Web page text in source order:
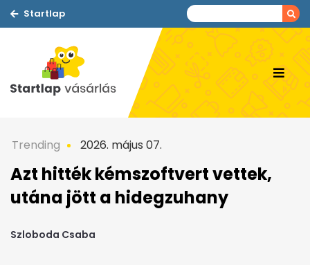
Startlap
Trending 2026. május 07.
Azt hitték kémszoftvert vettek,
utána jött a hidegzuhany
Szloboda Csaba